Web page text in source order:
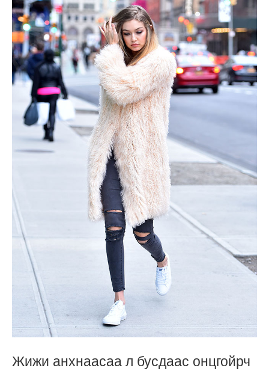
Жижи анхнаасаа л бусдаас онцгойрч